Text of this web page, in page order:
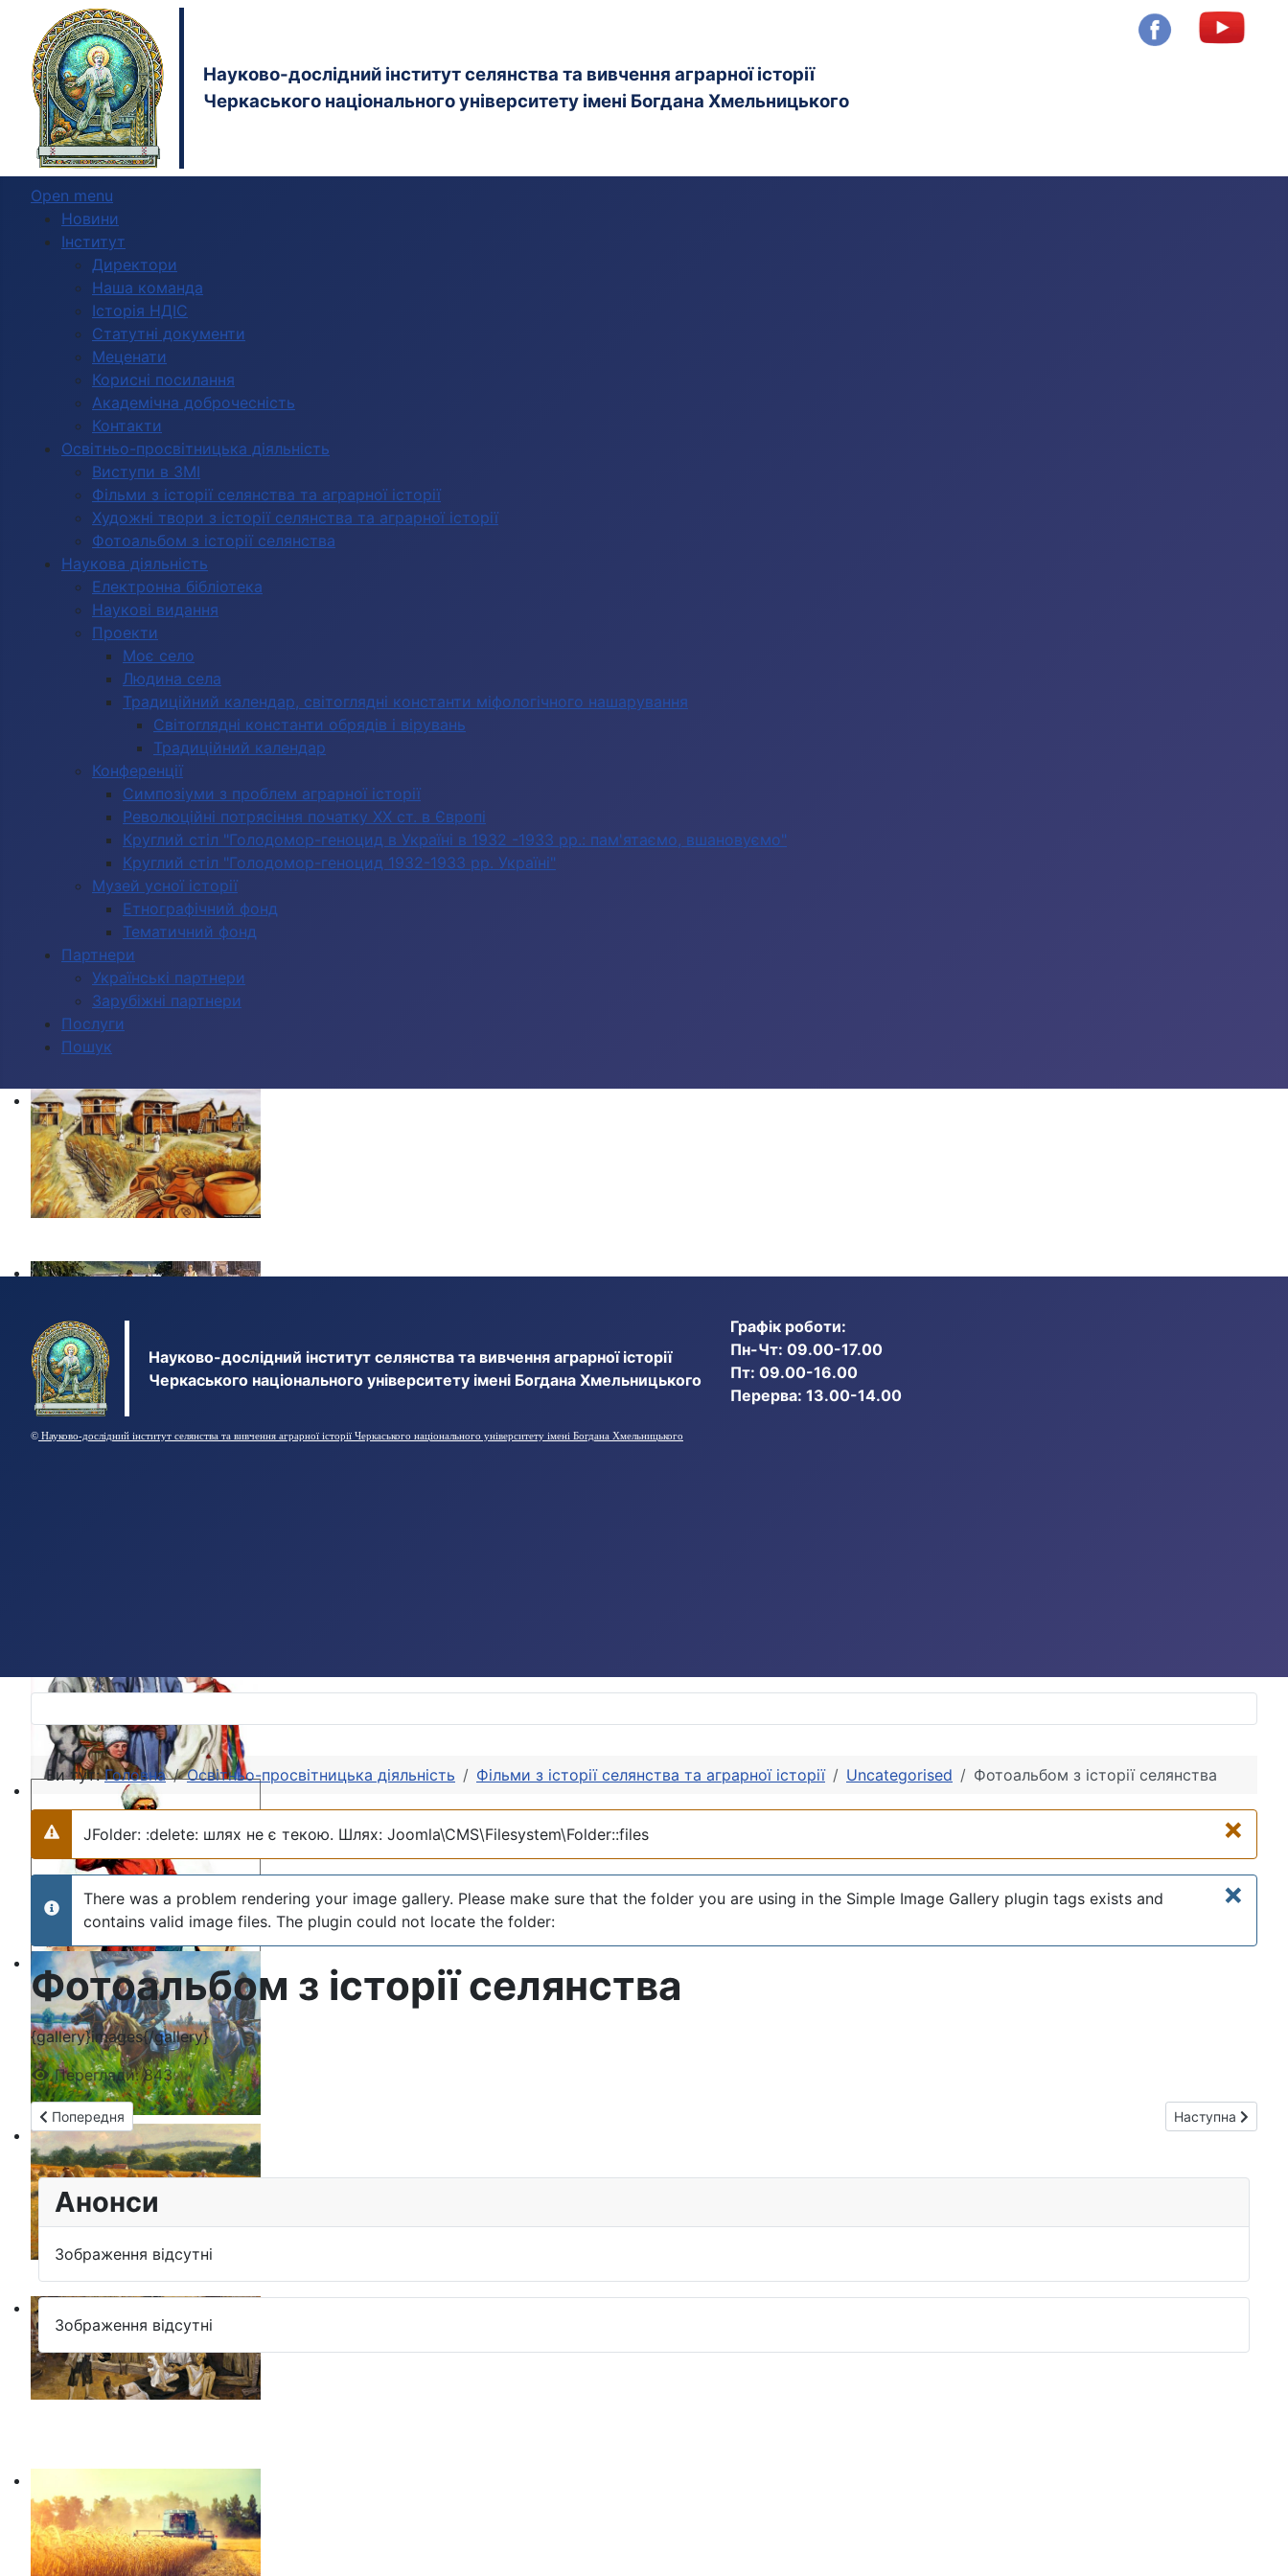
Науково-дослідний інститут селянства та вивчення аграрної історії
Черкаського національного університету імені Богдана Хмельницького
Open menu
Новини
Інститут
Директори
Наша команда
Історія НДІС
Статутні документи
Меценати
Корисні посилання
Академічна доброчесність
Контакти
Освітньо-просвітницька діяльність
Виступи в ЗМІ
Фільми з історії селянства та аграрної історії
Художні твори з історії селянства та аграрної історії
Фотоальбом з історії селянства
Наукова діяльність
Електронна бібліотека
Наукові видання
Проекти
Моє село
Людина села
Традиційний календар, світоглядні константи міфологічного нашарування
Світоглядні константи обрядів і вірувань
Традиційний календар
Конференції
Симпозіуми з проблем аграрної історії
Революційні потрясіння початку ХХ ст. в Європі
Круглий стіл "Голодомор-геноцид в Україні в 1932 -1933 рр.: пам'ятаємо, вшановуємо"
Круглий стіл "Голодомор-геноцид 1932-1933 рр. Україні"
Музей усної історії
Етнографічний фонд
Тематичний фонд
Партнери
Українські партнери
Зарубіжні партнери
Послуги
Пошук
Ви тут:Головна Освітньо-просвітницька діяльність Фільми з історії селянства та аграрної історії Uncategorised Фотоальбом з історії селянства
×
Попередження
JFolder: :delete: шлях не є текою. Шлях: Joomla\CMS\Filesystem\Folder::files
×
info
There was a problem rendering your image gallery. Please make sure that the folder you are using in the Simple Image Gallery plugin tags exists and
contains valid image files. The plugin could not locate the folder:
Фотоальбом з історії селянства
{gallery}images{/gallery}
Перегляди: 843
Попередня стаття: Фільми з історії селянства та аграрної історії
Попередня Наступна стаття:
Наступна
Анонси
Зображення відсутні
Зображення відсутні
Науково-дослідний інститут селянства та вивчення аграрної історії
Черкаського національного університету імені Богдана Хмельницького
Графік роботи:
Пн-Чт: 09.00-17.00
Пт: 09.00-16.00
Перерва: 13.00-14.00
© Науково-дослідний інститут селянства та вивчення аграрної історії Черкаського національного університету імені Богдана Хмельницького